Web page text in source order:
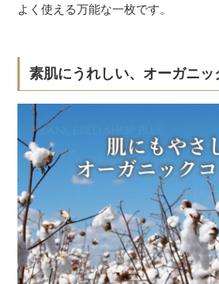
よく使える万能な一枚です。
素肌にうれしい、オーガニッ